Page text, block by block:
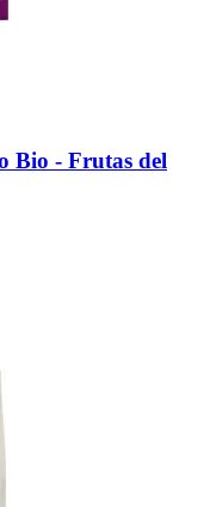
Bio -​ Frutas del